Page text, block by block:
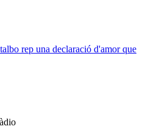
rep una declaració d'amor que